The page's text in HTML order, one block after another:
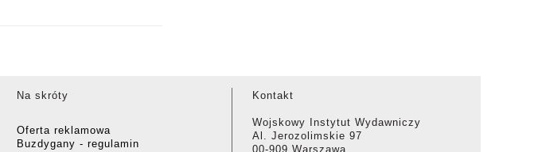
Na skróty
Oferta reklamowa
Buzdygany - regulamin
Kontakt
Wojskowy Instytut Wydawniczy
Al. Jerozolimskie 97
00-909 Warszawa